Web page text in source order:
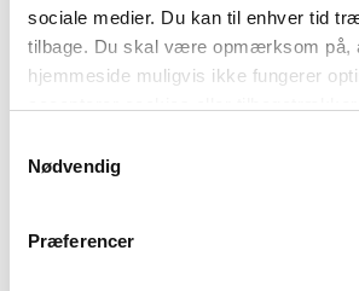
sociale medier. Du kan til enhver tid
tilbage. Du skal være opmærksom på,
hjemmeside muligvis ikke fungerer
Nødvendig
Præferencer
- +